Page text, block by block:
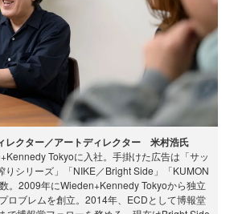
レクター／アートディレクター 米村浩氏
Tokyoに入社。手掛けた広告は「サッ
りシリーズ」「NIKE／Bright Side」「KUMON
。2009年にWieden+Kennedy Tokyoから独立
ロブレムを創立。2014年、ECDとして博報堂